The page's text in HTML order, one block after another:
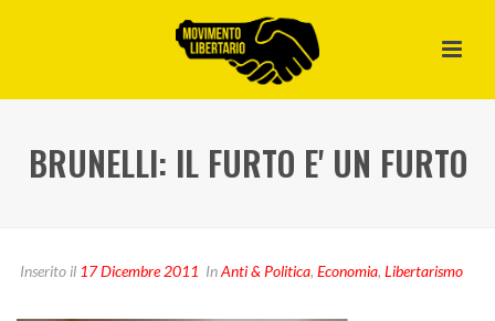
BRUNELLI: IL FURTO E' UN FURTO
Inserito il 17 Dicembre 2011 InAnti & Politica, Economia, Libertarismo